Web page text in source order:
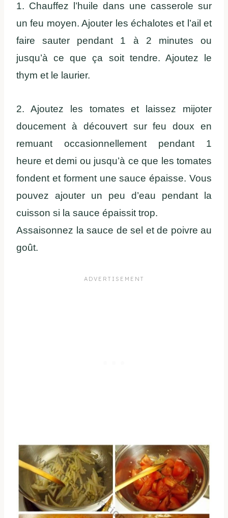
1. Chauffez l’huile dans une casserole sur
un feu moyen. Ajouter les échalotes et l’ail et
faire sauter pendant 1 à 2 minutes ou
jusqu’à ce que ça soit tendre. Ajoutez le
thym et le laurier.
2. Ajoutez les tomates et laissez mijoter
doucement à découvert sur feu doux en
remuant occasionnellement pendant 1
heure et demi ou jusqu’à ce que les tomates
fondent et forment une sauce épaisse. Vous
pouvez ajouter un peu d’eau pendant la
cuisson si la sauce épaissit trop.
Assaisonnez la sauce de sel et de poivre au
goût.